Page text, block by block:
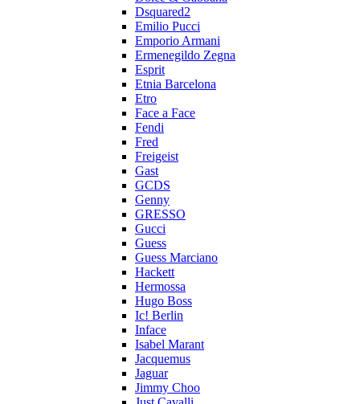
Dsquared2
Emilio Pucci
Emporio Armani
Ermenegildo Zegna
Esprit
Etnia Barcelona
Etro
Face a Face
Fendi
Fred
Freigeist
Gast
GCDS
Genny
GRESSO
Gucci
Guess
Guess Marciano
Hackett
Hermossa
Hugo Boss
Ic! Berlin
Inface
Isabel Marant
Jacquemus
Jaguar
Jimmy Choo